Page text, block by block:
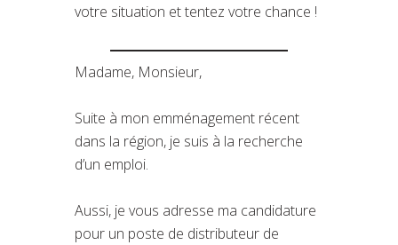
votre situation et tentez votre chance !
Madame, Monsieur,
Suite à mon emménagement récent
dans la région, je suis à la recherche
d’un emploi.
Aussi, je vous adresse ma candidature
pour un poste de distributeur de